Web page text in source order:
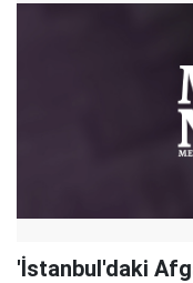
'İstanbul'daki